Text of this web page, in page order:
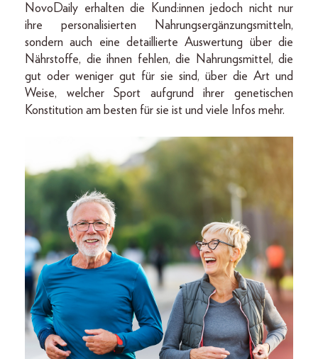
NovoDaily erhalten die Kund:innen jedoch nicht nur
ihre personalisierten Nahrungsergänzungsmitteln,
sondern auch eine detaillierte Auswertung über die
Nährstoffe, die ihnen fehlen, die Nahrungsmittel, die
gut oder weniger gut für sie sind, über die Art und
Weise, welcher Sport aufgrund ihrer genetischen
Konstitution am besten für sie ist und viele Infos mehr.